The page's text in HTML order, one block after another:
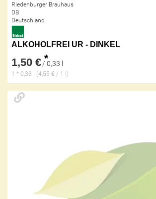
Riedenburger Brauhaus
DB
Deutschland
ALKOHOLFREI UR - DINKEL
1,50 € *
/ 0,33 l
1 * 0,33 l (4,55 € / 1 l)